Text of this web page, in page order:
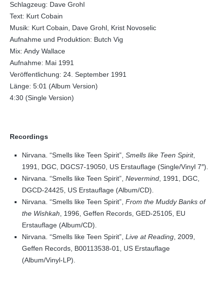
Schlagzeug: Dave Grohl
Text: Kurt Cobain
Musik: Kurt Cobain, Dave Grohl, Krist Novoselic
Aufnahme und Produktion: Butch Vig
Mix: Andy Wallace
Aufnahme: Mai 1991
Veröffentlichung: 24. September 1991
Länge: 5:01 (Album Version)
4:30 (Single Version)
Recordings
Nirvana. “Smells like Teen Spirit”, Smells like Teen Spirit,
1991, DGC, DGCS7-19050, US Erstauflage (Single/Vinyl 7″).
Nirvana. “Smells like Teen Spirit”, Nevermind , 1991, DGC,
DGCD-24425, US Erstauflage (Album/CD).
Nirvana. “Smells like Teen Spirit”, From the Muddy Banks of
the Wishkah , 1996, Geffen Records, GED-25105, EU
Erstauflage (Album/CD).
Nirvana. “Smells like Teen Spirit”, Live at Reading , 2009,
Geffen Records, B00113538-01, US Erstauflage
(Album/Vinyl-LP).